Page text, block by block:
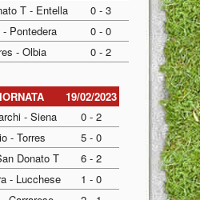
T - Entella
0 - 3
Pontedera
0 - 0
- Olbia 0 - 2
19/02/2023
- Siena
0 - 2
- Torres
5 - 0
Donato T
6 - 2
- Lucchese
1 - 0